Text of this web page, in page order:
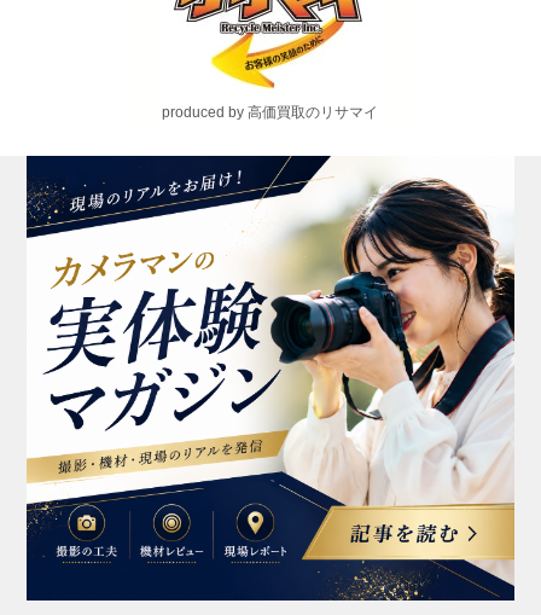
produced by 高価買取のリサマイ